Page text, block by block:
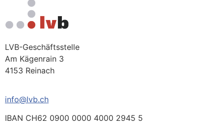
LVB-Geschäftsstelle
Am Kägenrain 3
4153 Reinach
info@lvb.ch
IBAN CH62 0900 0000 4000 2945 5